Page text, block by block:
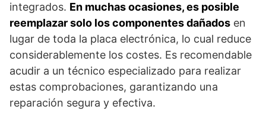
integrados. En muchas ocasiones, es posible
reemplazar solo los componentes dañados en
lugar de toda la placa electrónica, lo cual reduce
considerablemente los costes. Es recomendable
acudir a un técnico especializado para realizar
estas comprobaciones, garantizando una
reparación segura y efectiva.